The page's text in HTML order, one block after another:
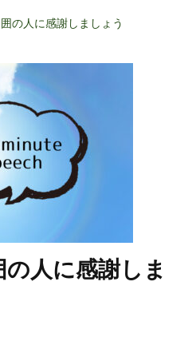
の人に感謝しましょう
人に感謝しま